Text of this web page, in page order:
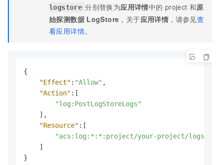
logstore 分别替换为应用详情中的 project 和原
始探测数据 LogStore ，关于应用详情 ，请参见查
看应用详情。
{
"Effect" : "Allow" ,
"Action" : [
"log:PostLogStoreLogs"
] ,
"Resource" : [
"acs:log:*:*:project/your-project/
]
}